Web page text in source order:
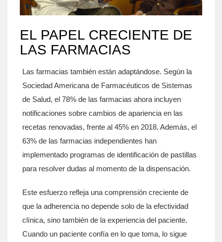
EL PAPEL CRECIENTE DE
LAS FARMACIAS
Las farmacias también están adaptándose. Según la
Sociedad Americana de Farmacéuticos de Sistemas
de Salud, el 78% de las farmacias ahora incluyen
notificaciones sobre cambios de apariencia en las
recetas renovadas, frente al 45% en 2018. Además, el
63% de las farmacias independientes han
implementado programas de identificación de pastillas
para resolver dudas al momento de la dispensación.
Este esfuerzo refleja una comprensión creciente de
que la adherencia no depende solo de la efectividad
clínica, sino también de la experiencia del paciente.
Cuando un paciente confía en lo que toma, lo sigue